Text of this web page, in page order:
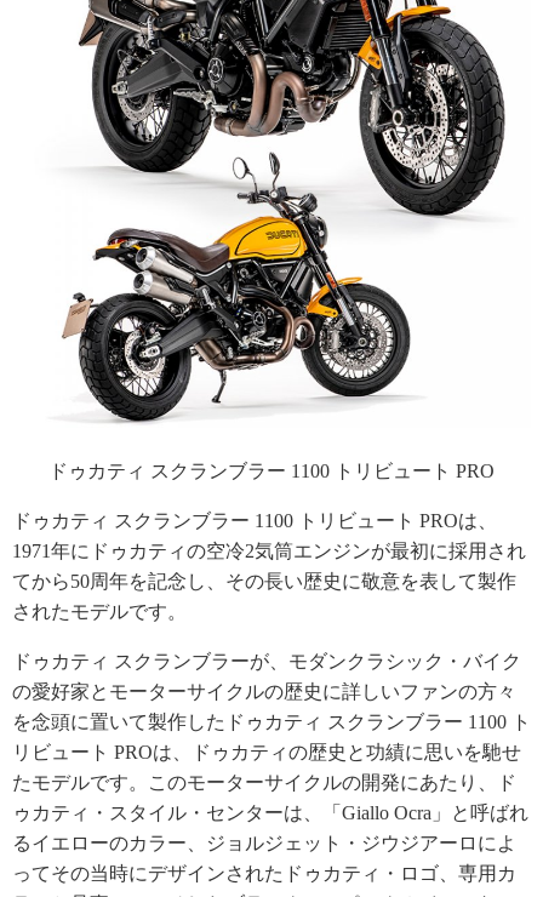
ドゥカティ スクランブラー 1100 トリビュート PRO
ドゥカティ スクランブラー 1100 トリビュート PROは、
1971年にドゥカティの空冷2気筒エンジンが最初に採用され
てから50周年を記念し、その長い歴史に敬意を表して製作
されたモデルです。
ドゥカティ スクランブラーが、モダンクラシック・バイク
の愛好家とモーターサイクルの歴史に詳しいファンの方々
を念頭に置いて製作したドゥカティ スクランブラー 1100 ト
リビュート PROは、ドゥカティの歴史と功績に思いを馳せ
たモデルです。このモーターサイクルの開発にあたり、ド
ゥカティ・スタイル・センターは、「Giallo Ocra」と呼ばれ
るイエローのカラー、ジョルジェット・ジウジアーロによ
ってその当時にデザインされたドゥカティ・ロゴ、専用カ